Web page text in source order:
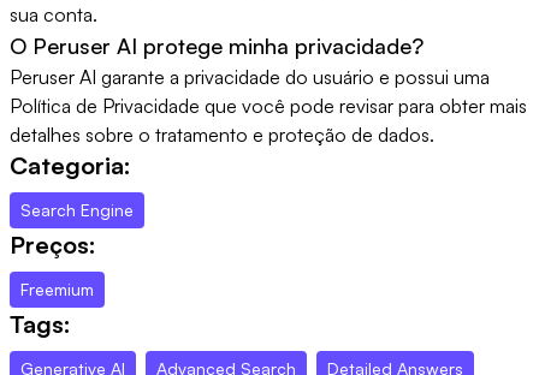
sua conta.
O Peruser AI protege minha privacidade?
Peruser AI garante a privacidade do usuário e possui uma
Política de Privacidade que você pode revisar para obter mais
detalhes sobre o tratamento e proteção de dados.
Categoria:
Search Engine
Preços:
Freemium
Tags:
Generative AI Advanced Search Detailed Answers